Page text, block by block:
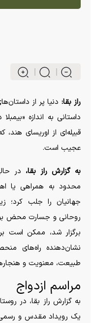
راز بقا: دنیا پر از
عجیب است.
به گزارش راز بقا، در
محدود به همراهی یا
جهانیان را جلب کرد؛
روحانی و جسارت محض
برگزار شد، ممکن است
نشان‌دهنده راه‌های
طبیعت، معنویت و
مراسم ازدواج
به گزارش راز بقا، در
یک رویداد مقدس و